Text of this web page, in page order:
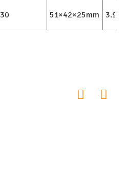
30 51×42×25mm 3.9/